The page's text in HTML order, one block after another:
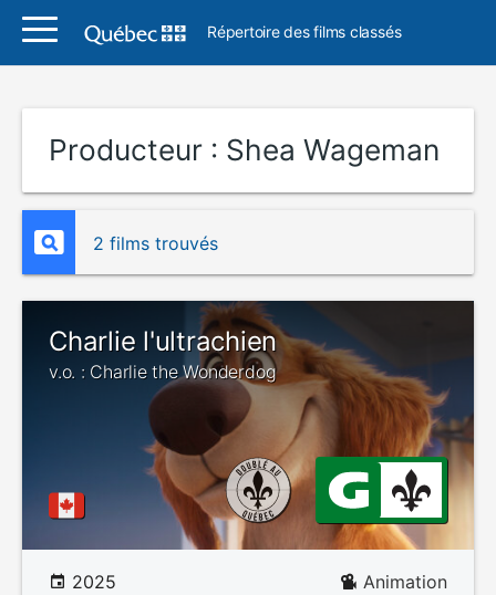
Répertoire des films classés
Producteur : Shea Wageman
2 films trouvés
Charlie l'ultrachien
v.o. : Charlie the Wonderdog
2025 Animation